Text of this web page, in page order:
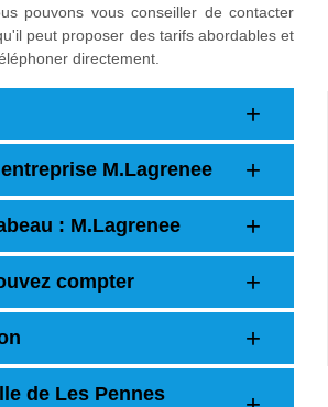
pouvons vous conseiller de contacter
peut proposer des tarifs abordables et
directement.
M.Lagrenee
: M.Lagrenee
compter
de Les Pennes